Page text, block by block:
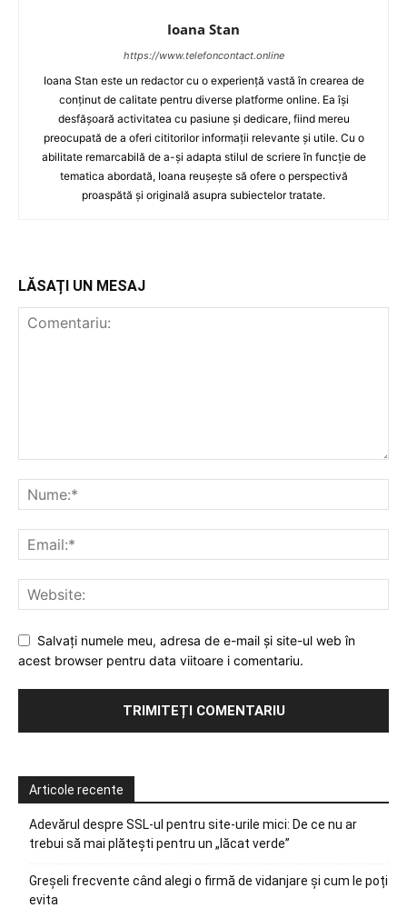
Ioana Stan
https://www.telefoncontact.online
Ioana Stan este un redactor cu o experiență vastă în crearea de
conținut de calitate pentru diverse platforme online. Ea își
desfășoară activitatea cu pasiune și dedicare, fiind mereu
preocupată de a oferi cititorilor informații relevante și utile. Cu o
abilitate remarcabilă de a-și adapta stilul de scriere în funcție de
tematica abordată, Ioana reușește să ofere o perspectivă
proaspătă și originală asupra subiectelor tratate.
LĂSAȚI UN MESAJ
Salvați numele meu, adresa de e-mail și site-ul web în
acest browser pentru data viitoare i comentariu.
Articole recente
Adevărul despre SSL-ul pentru site-urile mici: De ce nu ar
trebui să mai plătești pentru un „lăcat verde”
Greșeli frecvente când alegi o firmă de vidanjare și cum le poți
evita